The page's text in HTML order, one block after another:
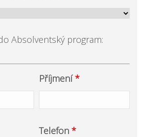
Absolventský program:
Příjmení*
Telefon *